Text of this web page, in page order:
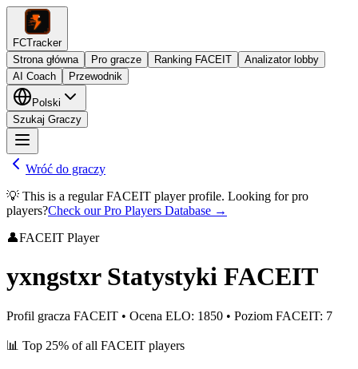
FCTracker
Strona główna
Pro gracze Ranking FACEIT
Analizator lobby
AI Coach
Przewodnik
Polski
Szukaj Graczy
Wróć do graczy
💡 This is a regular FACEIT player profile. Looking for pro
players?Check our Pro Players Database →
👤FACEIT Player
yxngstxr Statystyki FACEIT
Profil gracza FACEIT • Ocena ELO: 1850 • Poziom FACEIT: 7
📊 Top 25% of all FACEIT players